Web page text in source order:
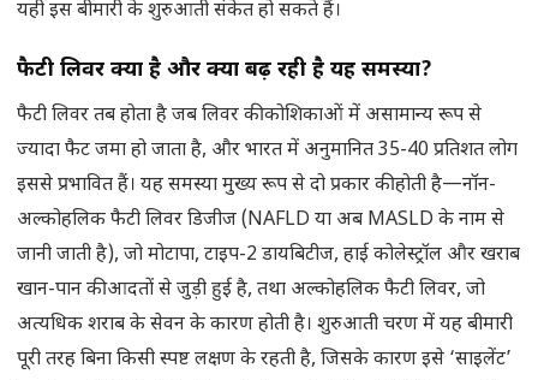
यही इस बीमारी के शुरुआती संकेत हो सकते हैं।
फैटी लिवर क्या है और क्यों बढ़ रही है यह समस्या?
फैटी लिवर तब होता है जब लिवर की कोशिकाओं में असामान्य रूप से
ज्यादा फैट जमा हो जाता है, और भारत में अनुमानित 35-40 प्रतिशत लोग
इससे प्रभावित हैं। यह समस्या मुख्य रूप से दो प्रकार की होती है—नॉन-
अल्कोहलिक फैटी लिवर डिजीज (NAFLD या अब MASLD के नाम से
जानी जाती है), जो मोटापा, टाइप-2 डायबिटीज, हाई कोलेस्ट्रॉल और खराब
खान-पान की आदतों से जुड़ी हुई है, तथा अल्कोहलिक फैटी लिवर, जो
अत्यधिक शराब के सेवन के कारण होती है। शुरुआती चरण में यह बीमारी
पूरी तरह बिना किसी स्पष्ट लक्षण के रहती है, जिसके कारण इसे ‘साइलेंट’